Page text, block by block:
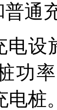
普通
电设
功
桩。